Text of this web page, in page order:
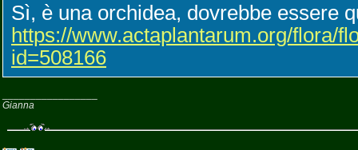
Sì, è una orchidea, dovrebbe essere
https://www.actaplantarum.org/flora/
id=508166
Gianna